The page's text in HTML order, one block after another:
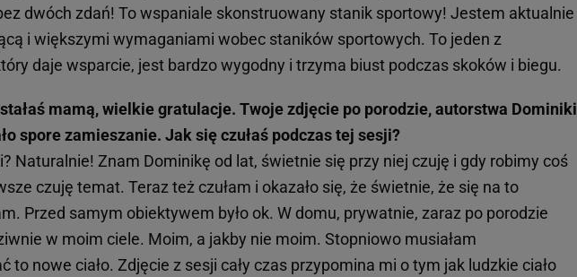
dwóch zdań! To wspaniale skonstruowany stanik sportowy! Jestem aktualnie
i większymi wymaganiami wobec staników sportowych. To jeden z
daje wsparcie, jest bardzo wygodny i trzyma biust podczas skoków i biegu.
mamą, wielkie gratulacje. Twoje zdjęcie po porodzie, autorstwa Dominiki
spore zamieszanie. Jak się czułaś podczas tej sesji?
Naturalnie! Znam Dominikę od lat, świetnie się przy niej czuję i gdy robimy coś
czuję temat. Teraz też czułam i okazało się, że świetnie, że się na to
Przed samym obiektywem było ok. W domu, prywatnie, zaraz po porodzie
w moim ciele. Moim, a jakby nie moim. Stopniowo musiałam
to nowe ciało. Zdjęcie z sesji cały czas przypomina mi o tym jak ludzkie ciało